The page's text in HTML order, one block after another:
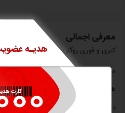
معرفی اجمالی
کتری و قوری روگازی تیارا مدل TR-12KLG
ست کتری قوری روگازی چای از جنس گرانیت
طراحی زیبا و مدرن
دارای کتری با پوشش گرانیت